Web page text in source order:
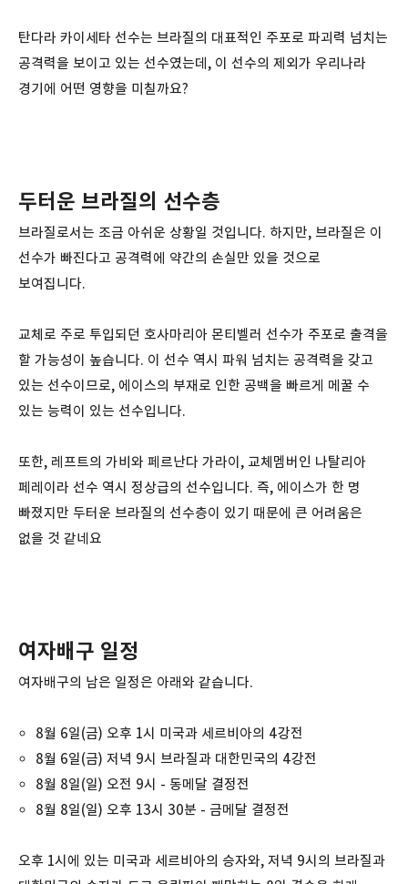
탄다라 카이세타 선수는 브라질의 대표적인 주포로 파괴력 넘치는
공격력을 보이고 있는 선수였는데, 이 선수의 제외가 우리나라
경기에 어떤 영향을 미칠까요?
두터운 브라질의 선수층
브라질로서는 조금 아쉬운 상황일 것입니다. 하지만, 브라질은 이
선수가 빠진다고 공격력에 약간의 손실만 있을 것으로
보여집니다.
교체로 주로 투입되던 호사마리아 몬티벨러 선수가 주포로 출격을
할 가능성이 높습니다. 이 선수 역시 파워 넘치는 공격력을 갖고
있는 선수이므로, 에이스의 부재로 인한 공백을 빠르게 메꿀 수
있는 능력이 있는 선수입니다.
또한, 레프트의 가비와 페르난다 가라이, 교체멤버인 나탈리아
페레이라 선수 역시 정상급의 선수입니다. 즉, 에이스가 한 명
빠졌지만 두터운 브라질의 선수층이 있기 때문에 큰 어려움은
없을 것 같네요
여자배구 일정
여자배구의 남은 일정은 아래와 같습니다.
8월 6일(금) 오후 1시 미국과 세르비아의 4강전
8월 6일(금) 저녁 9시 브라질과 대한민국의 4강전
8월 8일(일) 오전 9시 - 동메달 결정전
8월 8일(일) 오후 13시 30분 - 금메달 결정전
오후 1시에 있는 미국과 세르비아의 승자와, 저녁 9시의 브라질과